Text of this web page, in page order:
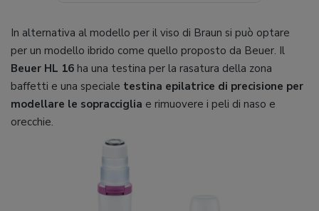
In alternativa al modello per il viso di Braun si può optare
per un modello ibrido come quello proposto da Beuer. Il
Beuer HL 16 ha una testina per la rasatura della zona
baffetti e una speciale testina epilatrice di precisione per
modellare le sopracciglia e rimuovere i peli di naso e
orecchie.